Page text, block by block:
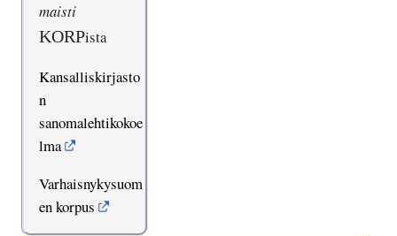
maisti
KORPista
Kansalliskirjasto
n
sanomalehtikokoe
lma
Varhaisnykysuom
en korpus